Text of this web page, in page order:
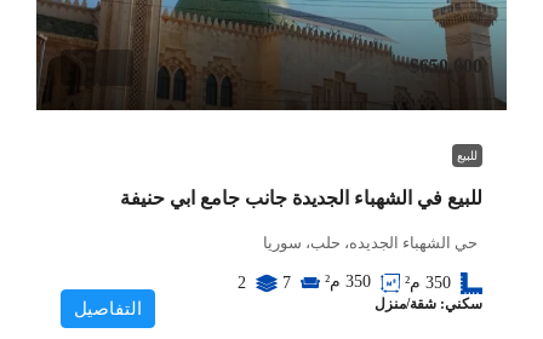
$650,000
للبيع
للبيع في الشهباء الجديدة جانب جامع ابي حنيفة
حي الشهباء الجديده، حلب، سوريا
350 م² 350 م² 7
2
سكني: شقة/منزل التفاصيل